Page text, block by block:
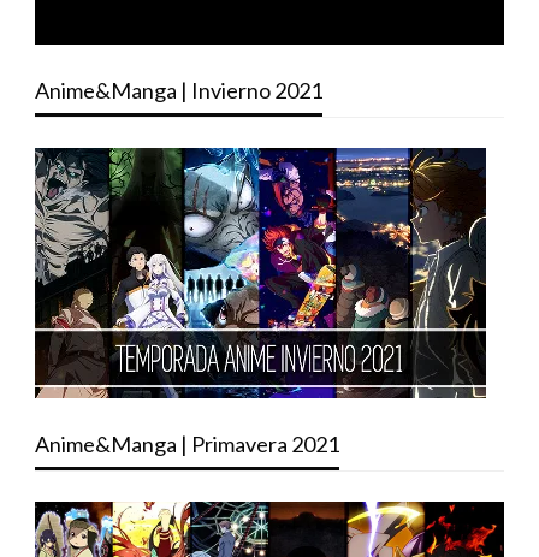
Anime&Manga | Invierno 2021
Anime&Manga | Primavera 2021